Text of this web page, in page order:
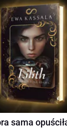
sama